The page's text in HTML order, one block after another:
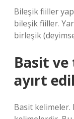
Bileşik fiiller
bileşik fiiller.
birleşik
Basit
ayırt
Basit